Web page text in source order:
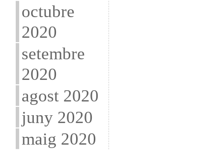
octubre
2020
setembre
2020
agost 2020
juny 2020
maig 2020